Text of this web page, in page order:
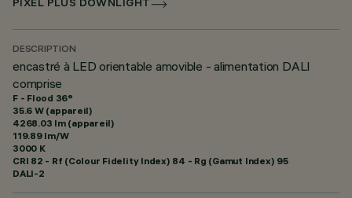
PIXEL PLUS DOWNLIGHT
DESCRIPTION
encastré à LED orientable amovible - alimentation DALI
comprise
F - Flood 36°
35.6 W (appareil)
4268.03 lm (appareil)
119.89 lm/W
3000 K
CRI 82 - Rf (Colour Fidelity Index) 84 - Rg (Gamut Index) 95
DALI-2